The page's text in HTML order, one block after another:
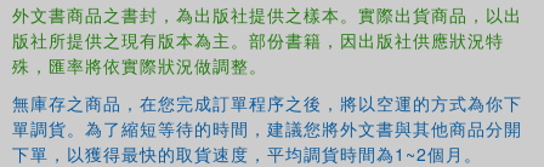
外文書商品之書封，為出版社提供之樣本。實際出貨商品，以出
版社所提供之現有版本為主。部份書籍，因出版社供應狀況特
殊，匯率將依實際狀況做調整。
無庫存之商品，在您完成訂單程序之後，將以空運的方式為你下
單調貨。為了縮短等待的時間，建議您將外文書與其他商品分開
下單，以獲得最快的取貨速度，平均調貨時間為1~2個月。